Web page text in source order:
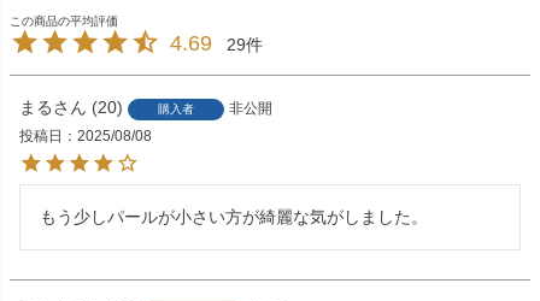
4.69 29
まる 20 購入者
非公開
投稿日
2025/08/08
もう少しパールが小さい方が綺麗な気がしました。